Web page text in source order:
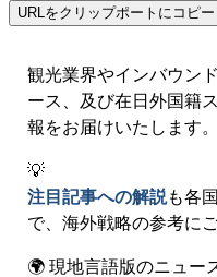
URLをクリップポートにコピー
観光業界やインバウン
ース、及び在日外国籍
報をお届けいたします。
💡
注目記事への解説も各
で、海外戦略の参考に
🌍 現地言語版のニュー